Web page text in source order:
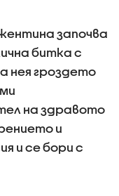
започва
битка с
нея гроздето
на здравото
и
и се бори с